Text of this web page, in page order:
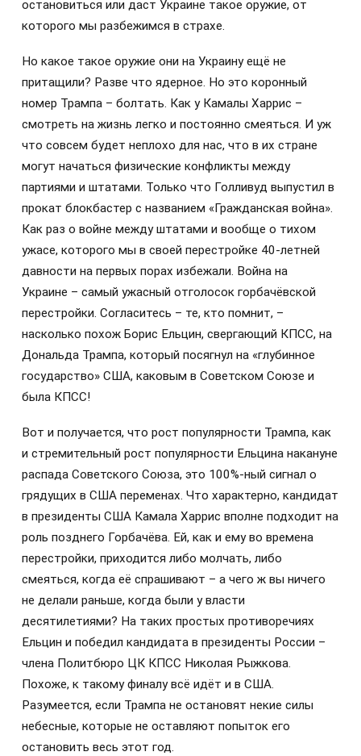
остановиться или даст Украине такое оружие, от
которого мы разбежимся в страхе.
Но какое такое оружие они на Украину ещё не
притащили? Разве что ядерное. Но это коронный
номер Трампа – болтать. Как у Камалы Харрис –
смотреть на жизнь легко и постоянно смеяться. И уж
что совсем будет неплохо для нас, что в их стране
могут начаться физические конфликты между
партиями и штатами. Только что Голливуд выпустил в
прокат блокбастер с названием «Гражданская война».
Как раз о войне между штатами и вообще о тихом
ужасе, которого мы в своей перестройке 40-летней
давности на первых порах избежали. Война на
Украине – самый ужасный отголосок горбачёвской
перестройки. Согласитесь – те, кто помнит, –
насколько похож Борис Ельцин, свергающий КПСС, на
Дональда Трампа, который посягнул на «глубинное
государство» США, каковым в Советском Союзе и
была КПСС!
Вот и получается, что рост популярности Трампа, как
и стремительный рост популярности Ельцина накануне
распада Советского Союза, это 100%-ный сигнал о
грядущих в США переменах. Что характерно, кандидат
в президенты США Камала Харрис вполне подходит на
роль позднего Горбачёва. Ей, как и ему во времена
перестройки, приходится либо молчать, либо
смеяться, когда её спрашивают – а чего ж вы ничего
не делали раньше, когда были у власти
десятилетиями? На таких простых противоречиях
Ельцин и победил кандидата в президенты России –
члена Политбюро ЦК КПСС Николая Рыжкова.
Похоже, к такому финалу всё идёт и в США.
Разумеется, если Трампа не остановят некие силы
небесные, которые не оставляют попыток его
остановить весь этот год.